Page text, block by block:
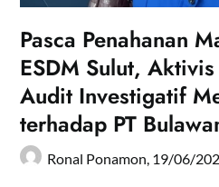
Pasca Penahanan
ESDM Sulut,
Audit Investigatif
terhadap PT
Ronal Ponamon, 19/06/